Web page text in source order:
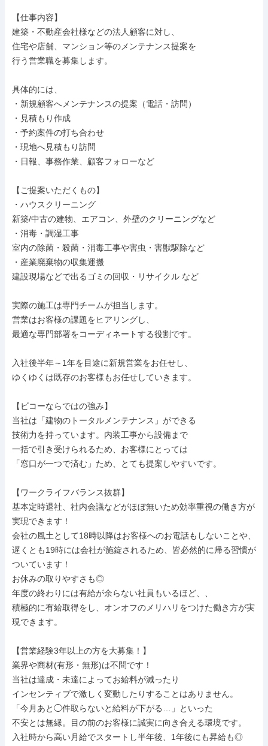
【仕事内容】
建築・不動産会社様などの法人顧客に対し、
住宅や店舗、マンション等のメンテナンス提案を
行う営業職を募集します。
具体的には、
・新規顧客へメンテナンスの提案（電話・訪問）
・見積もり作成
・予約案件の打ち合わせ
・現地へ見積もり訪問
・日報、事務作業、顧客フォローなど
【ご提案いただくもの】
・ハウスクリーニング
新築/中古の建物、エアコン、外壁のクリーニングなど
・消毒・調湿工事
室内の除菌・殺菌・消毒工事や害虫・害獣駆除など
・産業廃棄物の収集運搬
建設現場などで出るゴミの回収・リサイクル など
実際の施工は専門チームが担当します。
営業はお客様の課題をヒアリングし、
最適な専門部署をコーディネートする役割です。
入社後半年～1年を目途に新規営業をお任せし、
ゆくゆくは既存のお客様もお任せしていきます。
【ビコーならではの強み】
当社は「建物のトータルメンテナンス」ができる
技術力を持っています。内装工事から設備まで
一括で引き受けられるため、お客様にとっては
「窓口が一つで済む」ため、とても提案しやすいです。
【ワークライフバランス抜群】
基本定時退社、社内会議などがほぼ無いため効率重視の働き方が
実現できます！
会社の風土として18時以降はお客様へのお電話もしないことや、
遅くとも19時には会社が施錠されるため、皆必然的に帰る習慣が
ついています！
お休みの取りやすさも◎
年度の終わりには有給が余らない社員もいるほど、、
積極的に有給取得をし、オンオフのメリハリをつけた働き方が実
現できます。
【営業経験3年以上の方を大募集！】
業界や商材(有形・無形)は不問です！
当社は達成・未達によってお給料が減ったり
インセンティブで激しく変動したりすることはありません。
「今月あと◯件取らないと給料が下がる…」といった
不安とは無縁。目の前のお客様に誠実に向き合える環境です。
入社時から高い月給でスタートし半年後、1年後にも昇給も◎